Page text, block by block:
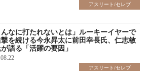
アスリート/セレブ
んなに打たれないとは」ルーキーイヤーで
を続ける今永昇太に前田幸長氏、仁志敏
語る「活躍の要因」
アスリート/セレブ